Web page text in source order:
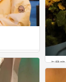
卢昱晓